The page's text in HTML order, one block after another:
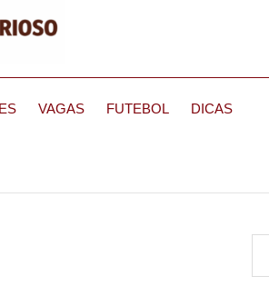
VAGAS FUTEBOL DICAS